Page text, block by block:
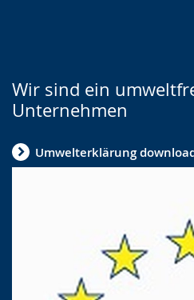
Wir sind ein
Unternehmen
Umwelterklärung